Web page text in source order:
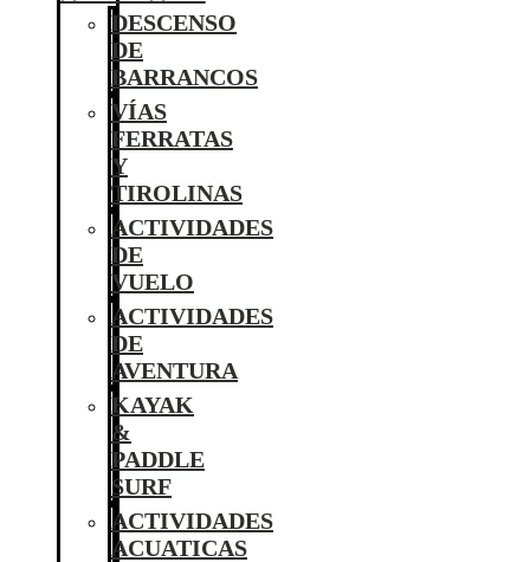
DESCENSO
DE
BARRANCOS
VÍAS
FERRATAS
Y
TIROLINAS
ACTIVIDADES
DE
VUELO
ACTIVIDADES
DE
AVENTURA
KAYAK
&
PADDLE
SURF
ACTIVIDADES
ACUATICAS